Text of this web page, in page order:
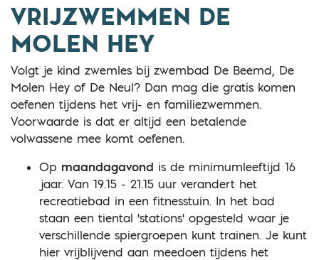
VRIJZWEMMEN DE
MOLEN HEY
Volgt je kind zwemles bij zwembad De Beemd, De
Molen Hey of De Neul? Dan mag die gratis komen
oefenen tijdens het vrij- en familiezwemmen.
Voorwaarde is dat er altijd een betalende
volwassene mee komt oefenen.
Op maandagavond is de minimumleeftijd 16
jaar. Van 19.15 - 21.15 uur verandert het
recreatiebad in een fitnesstuin. In het bad
staan een tiental 'stations' opgesteld waar je
verschillende spiergroepen kunt trainen. Je kunt
hier vrijblijvend aan meedoen tijdens het